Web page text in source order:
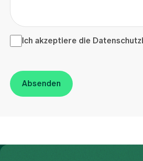
Ich akzeptiere die <a href="/de/
Ich akzeptiere die
Absenden